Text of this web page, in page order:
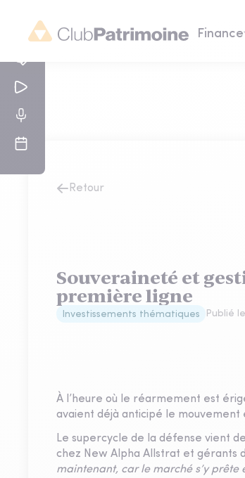
Finance
Retour
Souveraineté et
première ligne
Investissements thématiques Publié le
À l’heure où le réarmement est
avaient déjà anticipé le mouvement
Le supercycle de la défense vient
chez New Alpha Allstrat et gérants
maintenant, car le marché s’y prête